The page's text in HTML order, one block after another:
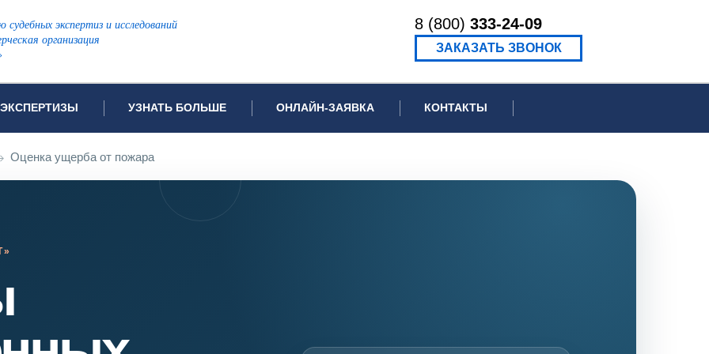
экспертиз и исследований
организация
8 (800) 333-24-09
ЗАКАЗАТЬ ЗВОНОК
ЭКСПЕРТИЗЫ
проводимых экспертиз
Автотехническая экспертиза
экспертиза
экспертиза
УЗНАТЬ БОЛЬШЕ
Примеры выполненных экспертиз
Видео
Частые вопросы
Законодательная база
ОНЛАЙН-ЗАЯВКА
Заявка на проведение экспертизы
КОНТАКТЫ
Оценка ущерба от пожара